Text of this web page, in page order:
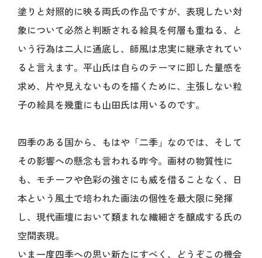
塗りと対照的に映る両氏の作品ですが、表現したい対
象について必然と判断される絵具を何層も重ねる、と
いう行為は二人に通底し、師風は忠実に継承されてい
ると言えます。平山氏は自らのテーマに即した量感を
求め、片や見えないものを描くために、主張しない粒
子の絵具を幾重にも山田氏は用いるのです。
四季のある国から、もはや「二季」なのでは、そして
その影響への懸念も言われる昨今。画材の物質性に
も、モチーフや色彩の強さにも威を借ることなく、日
本という風土で培われた画法の個性を最大限に発揮
し、現代画壇において類まれな繊細さを醸成する氏の
空間表現。
いま一度四季への思い新たにすべく、どうぞこの機会